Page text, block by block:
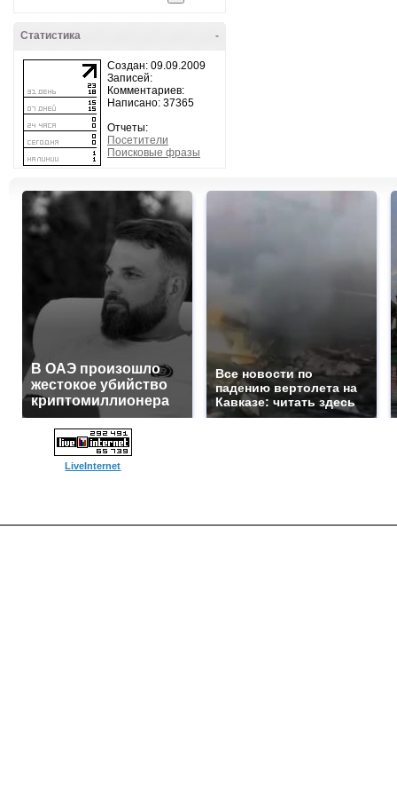
-
Статистика
Создан: 09.09.2009
Записей:
Комментариев:
Написано: 37365
Отчеты:
Посетители
Поисковые фразы
В ОАЭ произошло
жестокое убийство
криптомиллионера
Все новости по
падению вертолета на
Кавказе: читать здесь
LiveInternet